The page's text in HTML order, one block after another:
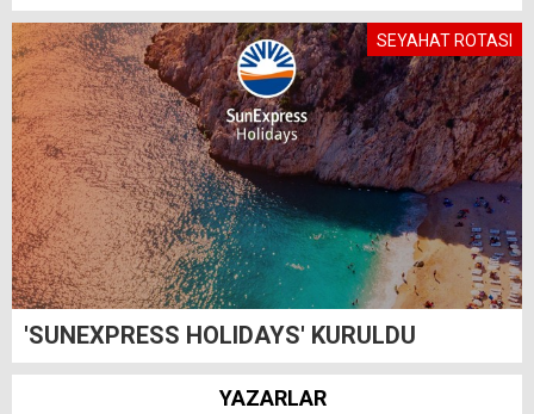
SEYAHAT ROTASI
'SUNEXPRESS HOLIDAYS' KURULDU
YAZARLAR